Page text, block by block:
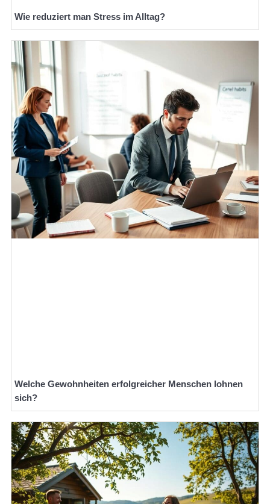
Wie reduziert man Stress im Alltag?
Welche Gewohnheiten erfolgreicher Menschen lohnen
sich?